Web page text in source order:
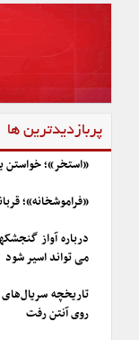
پربازدیدترین ها
«استخر»؛ خواستن
«فراموشخانه»؛
درباره آواز
می تواند اسیر شود
روی آنتن رفت